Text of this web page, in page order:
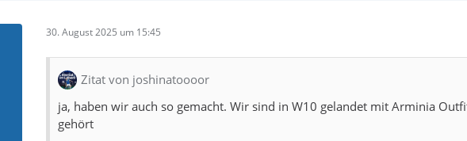
30. August 2025 um 15:45
Zitat von joshinatoooor
ja, haben wir auch so gemacht. Wir sind in W10 gelandet mit Arminia
gehört